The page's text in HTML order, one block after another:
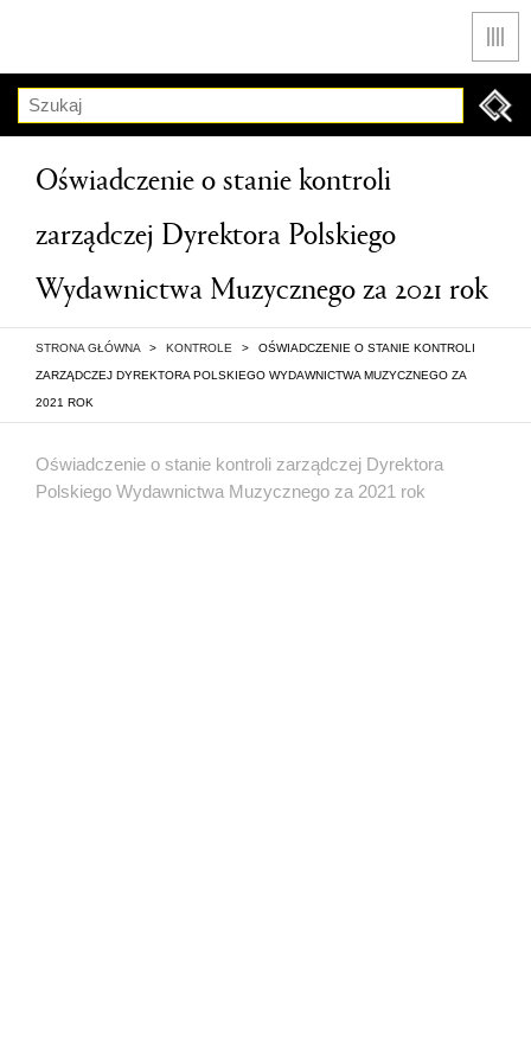
Szukaj
Oświadczenie o stanie kontroli
zarządczej Dyrektora Polskiego
Wydawnictwa Muzycznego za 2021 rok
STRONA GŁÓWNA > KONTROLE > OŚWIADCZENIE O STANIE KONTROLI
ZARZĄDCZEJ DYREKTORA POLSKIEGO WYDAWNICTWA MUZYCZNEGO ZA
2021 ROK
Oświadczenie o stanie kontroli zarządczej Dyrektora
Polskiego Wydawnictwa Muzycznego za 2021 rok